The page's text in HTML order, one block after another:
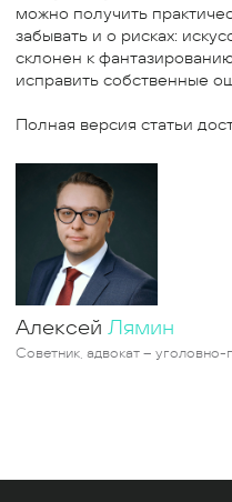
можно получить
забывать и о рисках:
склонен к
исправить собственные
Полная версия статьи
Алексей Лямин
Советник, адвокат – уголовно-